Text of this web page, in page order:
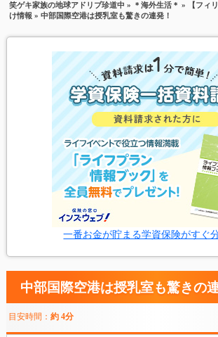
笑ゲキ家族の地球アドリブ珍道中 » ＊海外生活＊ » 【フィ
け情報 » 中部国際空港は授乳室も驚きの連発！
一番お金が貯まる学資保険がすぐ
中部国際空港は授乳室も驚きの
目安時間： 約 4分